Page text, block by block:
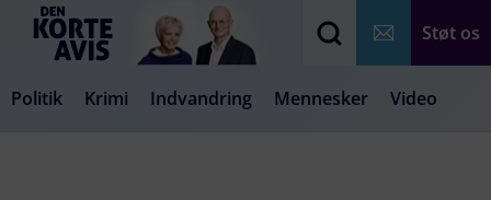
Støt os
Politik Krimi Indvandring Mennesker Video